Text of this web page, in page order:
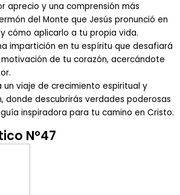
aprecio y una comprensión más
del Monte que Jesús pronunció en
cómo aplicarlo a tu propia vida.
impartición en tu espíritu que desafiará
de tu corazón, acercándote
un viaje de crecimiento espiritual y
donde descubrirás verdades poderosas
inspiradora para tu camino en Cristo.
N°47